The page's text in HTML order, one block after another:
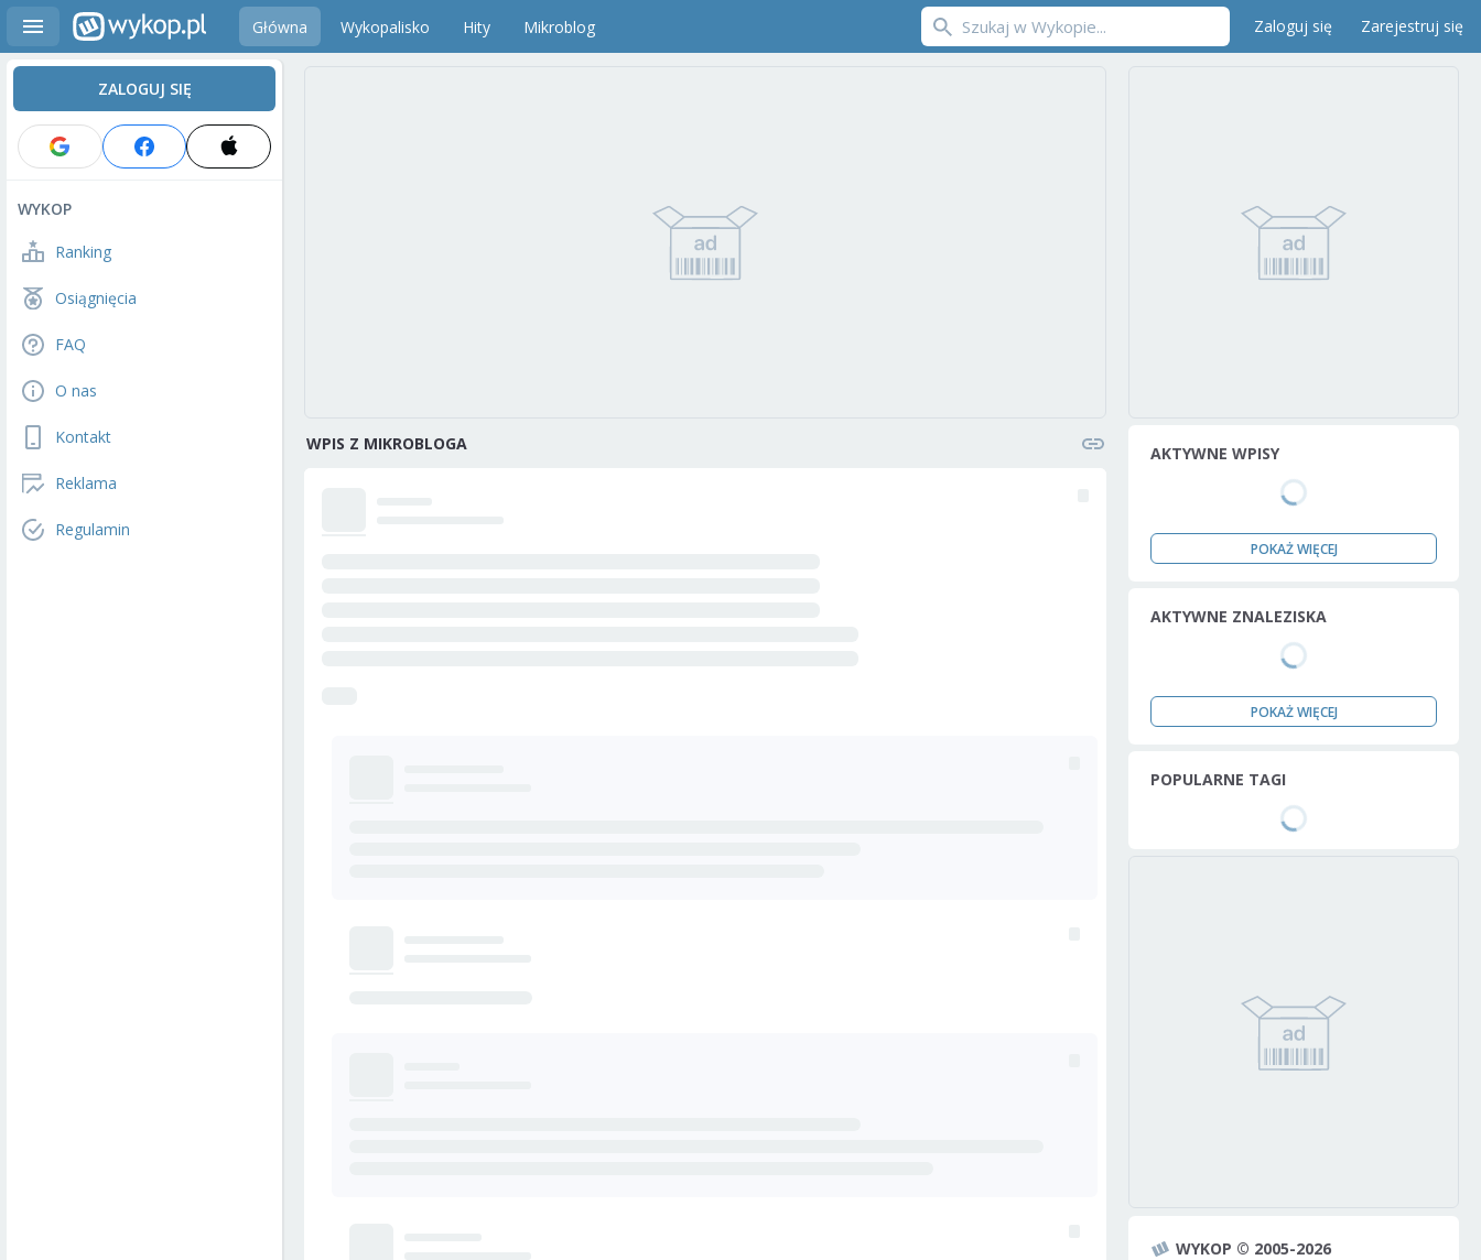
Główna Wykopalisko Hity Mikroblog Zaloguj się Zarejestruj się
ZALOGUJ SIĘ
WYKOP
Ranking
Osiągnięcia
FAQ
O nas
Kontakt
Reklama
Regulamin
WPIS Z MIKROBLOGA AKTYWNE WPISY
POKAŻ WIĘCEJ
AKTYWNE ZNALEZISKA
POKAŻ WIĘCEJ
POPULARNE TAGI
WYKOP © 2005-2026